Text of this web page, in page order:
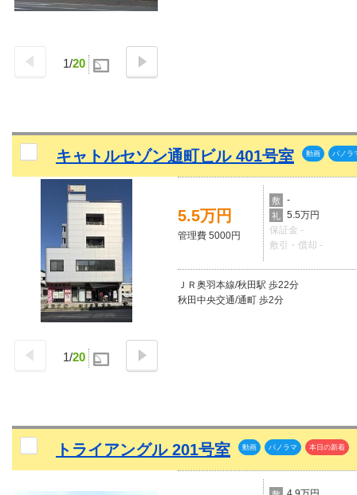
1/20
キャトルセゾン通町ビル 401号室 動画 パノラ
1/20
5.5万円
管理費 5000円
敷 -
礼
5.5万円
保証金 -
敷引・償却 -
ＪＲ奥羽本線/秋田駅 歩22分
秋田中央交通/通町 歩2分
トライアングル 201号室 動画 パノラマ 本日の新着